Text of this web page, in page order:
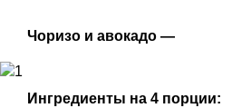
Чоризо и авокадо —
Ингредиенты на 4 порции: